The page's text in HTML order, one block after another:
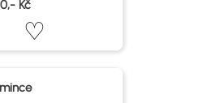
Kč